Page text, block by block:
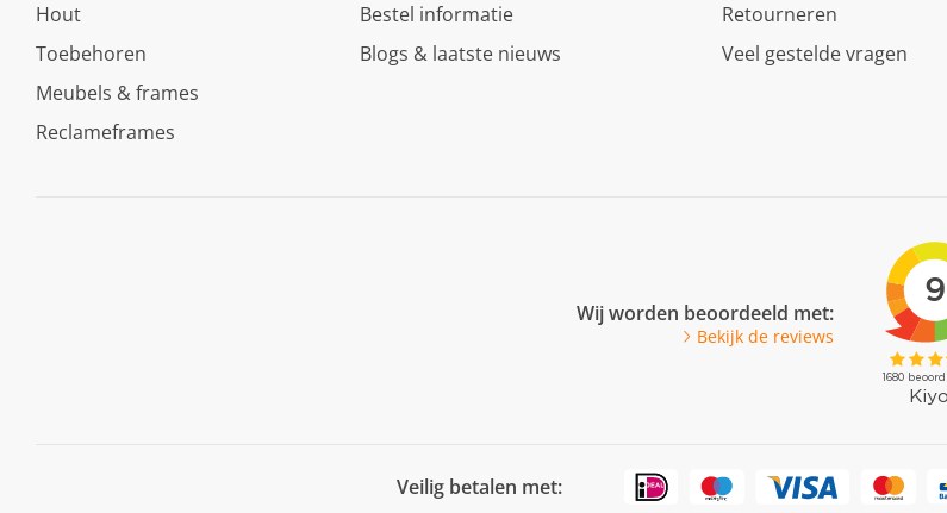
Hout
Toebehoren
Meubels & frames
Reclameframes
Bestel informatie
Blogs & laatste nieuws
Retourneren
Veel gestelde vragen
Wij worden beoordeeld met:
Bekijk de reviews
Veilig betalen met: